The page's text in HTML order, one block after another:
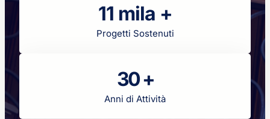
11 mila +
Progetti Sostenuti
30 +
Anni di Attività